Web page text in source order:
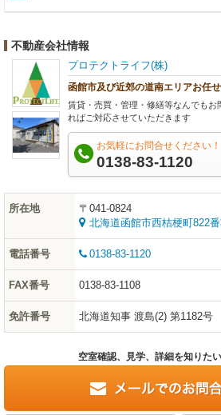
不動産会社情報
プロテクトライフ(株)
函館市及び近郊の道南エリアお任
賃貸・売買・管理・修繕等なんでもお
ればご対応させていただきます
お気軽にお問合せください！
0138-83-1120
所在地
〒041-0824
北海道函館市西桔梗町822
電話番号 0138-83-1120
FAX番号 0138-83-1108
免許番号 北海道知事 渡島(2) 第1182号
空室確認、見学、詳細を知りた